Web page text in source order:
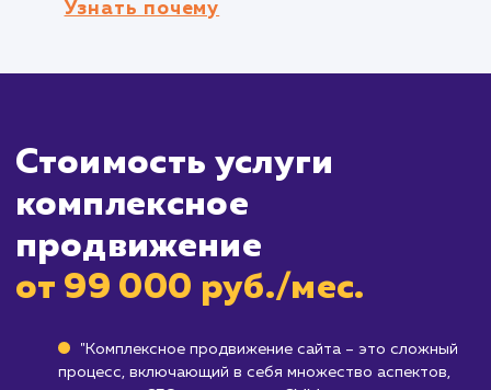
присутствия в интернете.
Кому не подходит данный
бюджетом : Комплексное продвижение
быть достаточно дорогостоящим, и малые
не быть готовы к таким инвестициям.
В то время как комплексное продвижение
может принести значительные результаты,